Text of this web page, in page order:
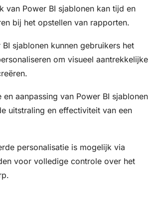
van Power BI sjablonen kan tijd en
bij het opstellen van rapporten.
BI sjablonen kunnen gebruikers het
om visueel aantrekkelijke
en aanpassing van Power BI sjablonen
uitstraling en effectiviteit van een
personalisatie is mogelijk via
voor volledige controle over het